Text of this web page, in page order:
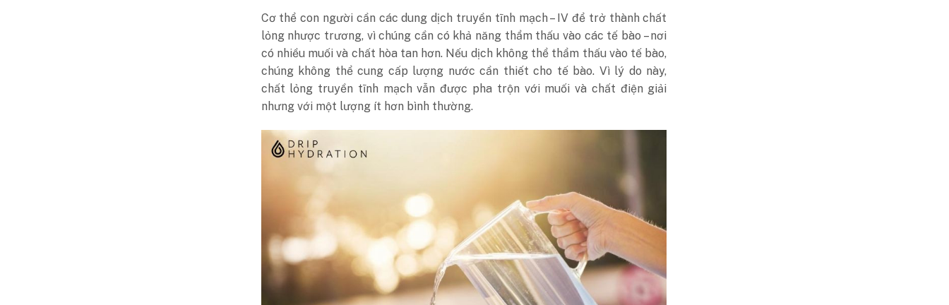
Cơ thể con người cần các dung dịch truyền tĩnh mạch – IV để trở thành chất
lỏng nhược trương, vì chúng cần có khả năng thẩm thấu vào các tế bào – nơi
có nhiều muối và chất hòa tan hơn. Nếu dịch không thể thẩm thấu vào tế bào,
chúng không thể cung cấp lượng nước cần thiết cho tế bào. Vì lý do này,
chất lỏng truyền tĩnh mạch vẫn được pha trộn với muối và chất điện giải
nhưng với một lượng ít hơn bình thường.